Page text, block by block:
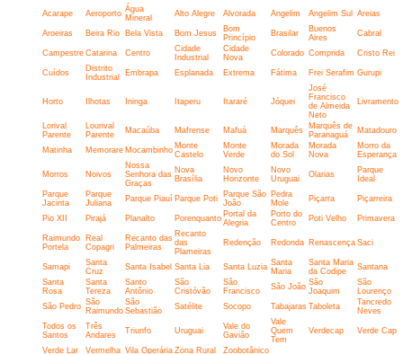
Acarape Aeroporto Água
Mineral
Alto Alegre Alvorada Angelim Angelim Sul Areias
Aroeiras Beira Rio Bela Vista Bom Jesus
Bom
Princípio
Brasilar
Buenos
Aires
Cabral
Campestre Catarina Centro
Cidade
Industrial
Cidade
Nova
Colorado Comprida Cristo Rei
Cuídos
Distrito
Industrial
Embrapa Esplanada Extrema Fátima Frei Serafim Gurupi
Horto Ilhotas Ininga Itaperu Itararé Jóquei
José
Francisco
de Almeida
Neto
Livramento
Lorival
Parente
Lourival
Parente
Macaúba Mafrense Mafuá Marquês
Marquês de
Paranaguá
Matadouro
Matinha Memorare Mocambinho Monte
Castelo
Monte
Verde
Morada
do Sol
Morada
Nova
Morro da
Esperança
Morros Noivos
Nossa
Senhora das
Graças
Nova
Brasília
Novo
Horizonte
Novo
Uruguai
Olarias
Parque
Ideal
Parque
Jacinta
Parque
Juliana
Parque Piauí Parque Poti
Parque São
João
Pedra
Mole
Piçarra Piçarreira
Pio XII Pirajá Planalto Porenquanto Portal da
Alegria
Porto do
Centro
Poti Velho Primavera
Raimundo
Portela
Real
Copagri
Recanto das
Palmeiras
Recanto
das
Plameiras
Redenção Redonda Renascença Saci
Samapi
Santa
Cruz
Santa Isabel Santa Lia Santa Luzia Santa
Maria
Santa Maria
da Codipe
Santana
Santa
Rosa
Santa
Tereza
Santo
Antônio
São
Cristóvão
São
Francisco
São João São
Joaquim
São
Lourenço
São Pedro São
Raimundo
São
Sebastião
Satélite Socopo Tabajaras Taboleta
Tancredo
Neves
Todos os
Santos
Três
Andares
Triunfo Uruguai
Vale do
Gavião
Vale
Quem
Tem
Verdecap Verde Cap
Verde Lar Vermelha Vila Operária Zona Rural Zoobotânico